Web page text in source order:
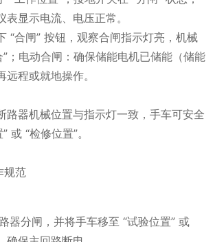
表显示电流、电压正常。
“合闸” 按钮，观察合闸指示灯亮，机械
”；电动合闸：确保储能电机已储能（储能
远程或就地操作。
路器机械位置与指示灯一致，手车可安全
或 “检修位置”。
规范
器分闸，并将手车移至 “试验位置” 或